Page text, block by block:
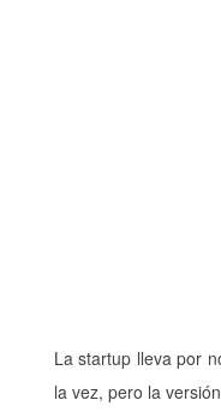
La startup lleva por
la vez, pero la